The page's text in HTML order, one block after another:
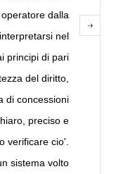
dalla
nel
principi di pari
del diritto,
di concessioni
preciso e
verificare cio'.
sistema volto